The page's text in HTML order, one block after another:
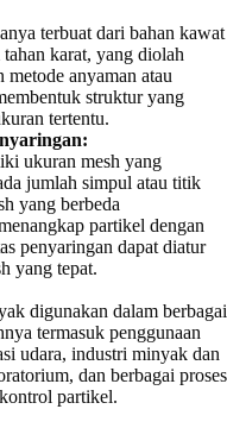
terbuat dari bahan kawat
karat, yang diolah
anyaman atau
struktur yang
tertentu.
ukuran mesh yang
jumlah simpul atau titik
yang berbeda
partikel dengan
penyaringan dapat diatur
yang tepat.
digunakan dalam berbagai
termasuk penggunaan
udara, industri minyak dan
dan berbagai proses
partikel.